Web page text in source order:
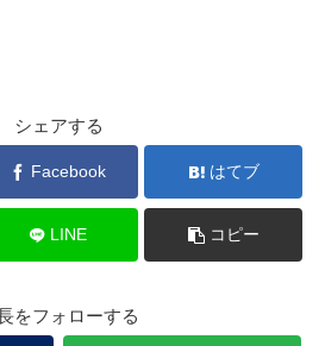
シェアする
Facebook はてブ
LINE コピー
をフォローする